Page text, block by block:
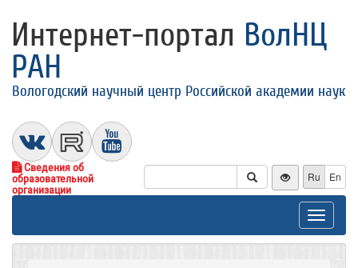
Интернет-портал ВолНЦ
РАН
Вологодский научный центр Российской академии наук
Сведения об
образовательной
организации
Ru En
Toggle